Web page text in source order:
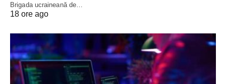
Brigada ucraineană de…
18 ore ago